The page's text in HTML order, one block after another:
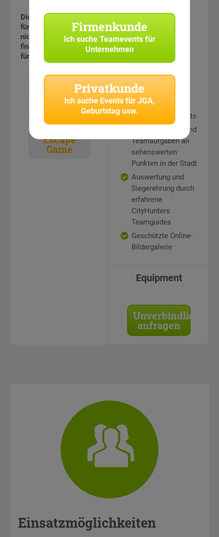
Diese Veranstaltung ist
für Privatkunden leider
nicht buchbar! Hier
finden Sie Alternativen
für Privatkunden:
Schatzsuche
Schnitzeljagd
Escape
Game
erfahrene
CityHunters
Teamguides
eingesetzten
Technik
Hilfe-Hotline
während des Events
Rätselstationen und
Teamaufgaben an
sehenswerten
Punkten in der Stadt
Auswertung und
Siegerehrung durch
erfahrene
CityHunters
Teamguides
Geschützte Online-
Bildergalerie
Equipment
Unverbindlich
anfragen
Einsatzmöglichkeiten
Firmenkunde
Ich sucheTeamevents für
Unternehmen
Privatkunde
Ich suche Events für JGA,
Geburtstag usw.